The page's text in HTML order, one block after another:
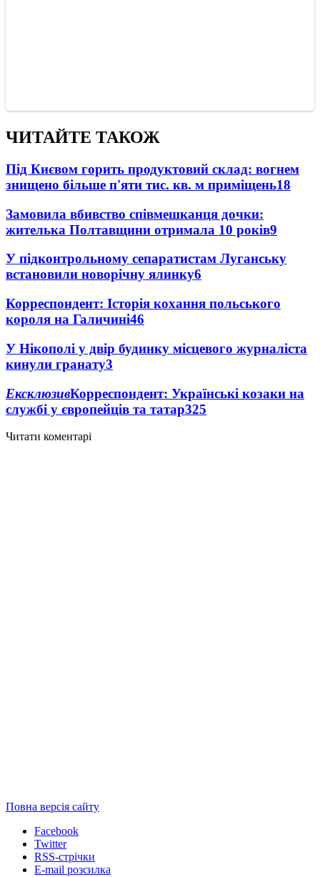
ЧИТАЙТЕ ТАКОЖ
Під Києвом горить продуктовий склад: вогнем
знищено більше п'яти тис. кв. м приміщень18
Замовила вбивство співмешканця дочки:
жителька Полтавщини отримала 10 років9
У підконтрольному сепаратистам Луганську
встановили новорічну ялинку6
Корреспондент: Історія кохання польського
короля на Галичині46
У Нікополі у двір будинку місцевого журналіста
кинули гранату3
ЕксклюзивКорреспондент: Українські козаки на
службі у європейців та татар325
Читати коментарі
Повна версія сайту
Facebook
Twitter
RSS-стрічки
E-mail розсилка